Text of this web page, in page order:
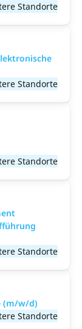
Standorte
Standorte
Standorte
Standorte
(m/w/d)
Standorte